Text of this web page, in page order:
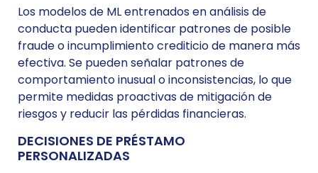
Los modelos de ML entrenados en análisis de
conducta pueden identificar patrones de posible
fraude o incumplimiento crediticio de manera más
efectiva. Se pueden señalar patrones de
comportamiento inusual o inconsistencias, lo que
permite medidas proactivas de mitigación de
riesgos y reducir las pérdidas financieras.
DECISIONES DE PRÉSTAMO
PERSONALIZADAS